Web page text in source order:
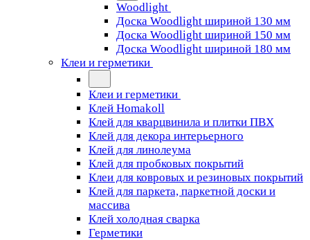
Woodlight
Доска Woodlight шириной 130 мм
Доска Woodlight шириной 150 мм
Доска Woodlight шириной 180 мм
Клеи и герметики
Клеи и герметики
Клей Homakoll
Клей для кварцвинила и плитки ПВХ
Клей для декора интерьерного
Клей для линолеума
Клей для пробковых покрытий
Клеи для ковровых и резиновых покрытий
Клей для паркета, паркетной доски и
массива
Клей холодная сварка
Герметики